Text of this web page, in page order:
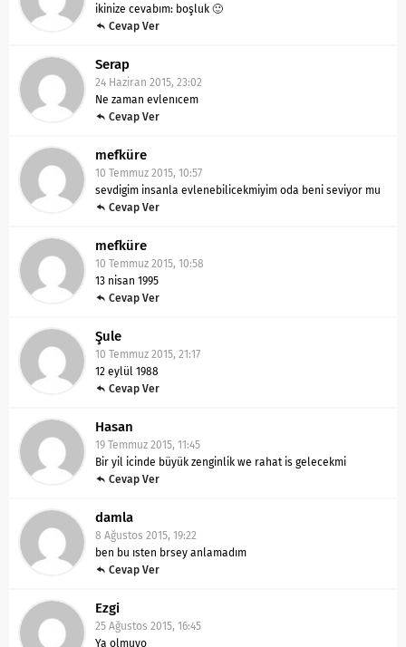
ikinize cevabım: boşluk 🙂
Cevap Ver
Serap
24 Haziran 2015, 23:02
Ne zaman evlenıcem
Cevap Ver
mefküre
10 Temmuz 2015, 10:57
sevdigim insanla evlenebilicekmiyim oda beni seviyor mu
Cevap Ver
mefküre
10 Temmuz 2015, 10:58
13 nisan 1995
Cevap Ver
Şule
10 Temmuz 2015, 21:17
12 eylül 1988
Cevap Ver
Hasan
19 Temmuz 2015, 11:45
Bir yil icinde büyük zenginlik we rahat is gelecekmi
Cevap Ver
damla
8 Ağustos 2015, 19:22
ben bu ısten brsey anlamadım
Cevap Ver
Ezgi
25 Ağustos 2015, 16:45
Ya olmuyo